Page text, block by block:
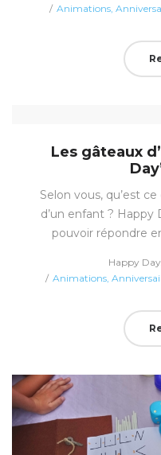
Posted
Animations
Les gâteaux
Selon vous, qu’est
d’un enfant ? Happy
pouvoir répondre
Happy
Posted
Animations